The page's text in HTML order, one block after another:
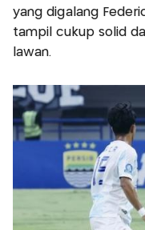
yang digalang
tampil cukup solid
lawan.